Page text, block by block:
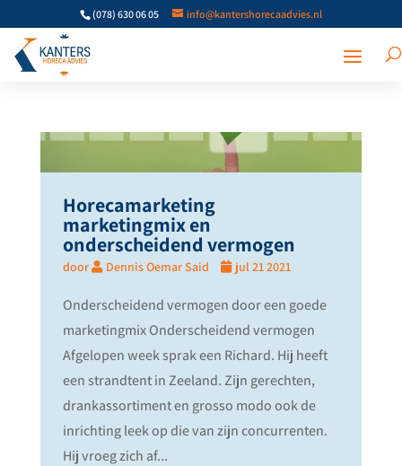
(078) 630 06 05 info@kantershorecaadvies.nl
Horecamarketing
marketingmix en
onderscheidend vermogen
door Dennis Oemar Said jul 21 2021
Onderscheidend vermogen door een goede
marketingmix Onderscheidend vermogen
Afgelopen week sprak een Richard. Hij heeft
een strandtent in Zeeland. Zijn gerechten,
drankassortiment en grosso modo ook de
inrichting leek op die van zijn concurrenten.
Hij vroeg zich af...